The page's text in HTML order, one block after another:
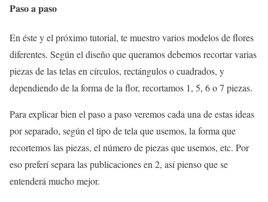
Paso a paso
En éste y el próximo tutorial, te muestro varios modelos de flores
diferentes. Según el diseño que queramos debemos recortar varias
piezas de las telas en círculos, rectángulos o cuadrados, y
dependiendo de la forma de la flor, recortamos 1, 5, 6 o 7 piezas.
Para explicar bien el paso a paso veremos cada una de estas ideas
por separado, según el tipo de tela que usemos, la forma que
recortemos las piezas, el número de piezas que usemos, etc. Por
eso preferí separa las publicaciones en 2, así pienso que se
entenderá mucho mejor.